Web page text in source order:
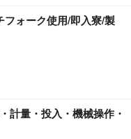
フォーク使用/即入寮/製
計量・投入・機械操作・